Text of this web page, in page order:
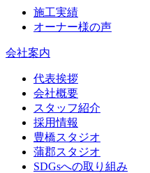
施工実績
オーナー様の声
会社案内
代表挨拶
会社概要
スタッフ紹介
採用情報
豊橋スタジオ
蒲郡スタジオ
SDGsへの取り組み